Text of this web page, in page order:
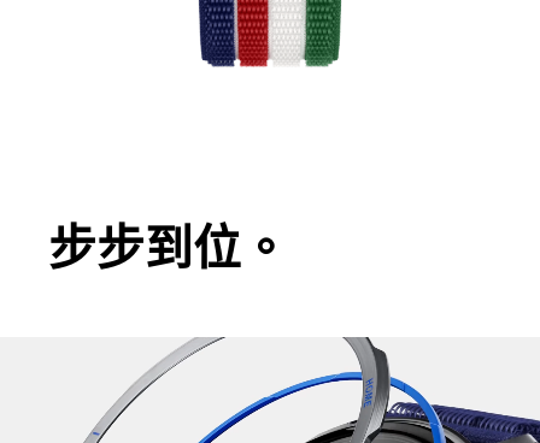
步步到位。